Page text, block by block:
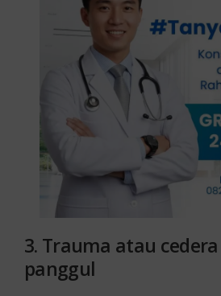
3. Trauma atau
panggul